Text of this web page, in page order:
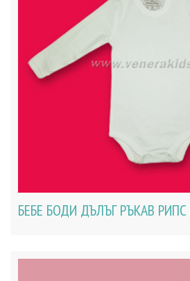
БЕБЕ БОДИ ДЪЛЪГ РЪКАВ РИПС